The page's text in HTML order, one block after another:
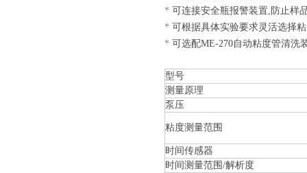
* 可连接安全瓶报警装置,防止样
* 可根据具体实验要求灵活选择
* 可选配ME-270自动粘度管清洗
型号
测量原理
泵压
粘度测量范围
时间传感器
时间测量范围/解析度